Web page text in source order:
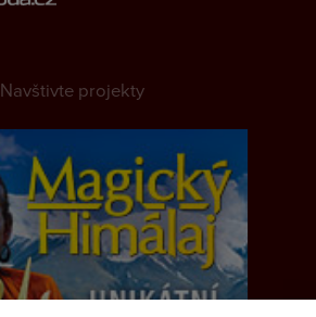
Navštivte projekty